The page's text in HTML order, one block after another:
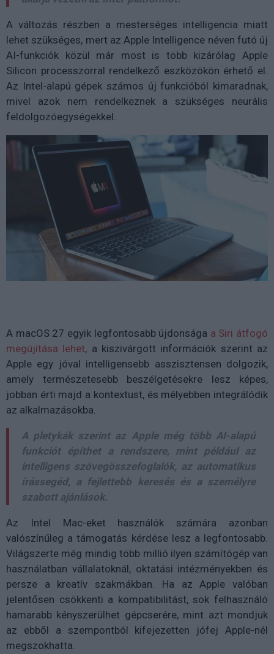
A változás részben a mesterséges intelligencia miatt
lehet szükséges, mert az Apple Intelligence néven futó új
AI-funkciók közül már most is több kizárólag Apple
Silicon processzorral rendelkező eszközökön érhető el.
Az Intel-alapú gépek számos új funkcióból kimaradnak,
mivel azok nem rendelkeznek a szükséges neurális
feldolgozóegységekkel.
A macOS 27 egyik legfontosabb újdonsága a Siri átfogó
megújítása lehet, a kiszivárgott információk szerint az
Apple egy jóval intelligensebb asszisztensen dolgozik,
amely természetesebb beszélgetésekre lesz képes,
jobban érti majd a kontextust, és mélyebben integrálódik
az alkalmazásokba.
A pletykák szerint az Apple még több AI-alapú
funkciót építhet a rendszere, mint például az
intelligens szövegösszefoglalók, az automatikus
írássegéd, a fejlettebb keresés és a személyre
szabott ajánlások.
Az Intel Mac-eket használók számára azonban
valószínűleg a támogatás kérdése lesz a legfontosabb.
Világszerte még mindig több millió ilyen számítógép van
használatban vállalatoknál, oktatási intézményekben és
persze a kreatív szakmákban. Ha az Apple valóban
jelentősen csökkenti a kompatibilitást, sok felhasználó
hamarabb kényszerülhet gépcserére, mint azt mondjuk
az ebből a szempontból kifejezetten jófej Apple-nél
megszokhatta.